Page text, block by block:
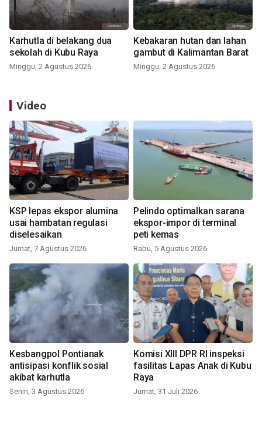
Karhutla di belakang dua
sekolah di Kubu Raya
Minggu, 2 Agustus 2026
Kebakaran hutan dan lahan
gambut di Kalimantan Barat
Minggu, 2 Agustus 2026
Video
KSP lepas ekspor alumina
usai hambatan regulasi
diselesaikan
Jumat, 7 Agustus 2026
Pelindo optimalkan sarana
ekspor-impor di terminal
peti kemas
Rabu, 5 Agustus 2026
Kesbangpol Pontianak
antisipasi konflik sosial
akibat karhutla
Senin, 3 Agustus 2026
Komisi XIII DPR RI inspeksi
fasilitas Lapas Anak di Kubu
Raya
Jumat, 31 Juli 2026